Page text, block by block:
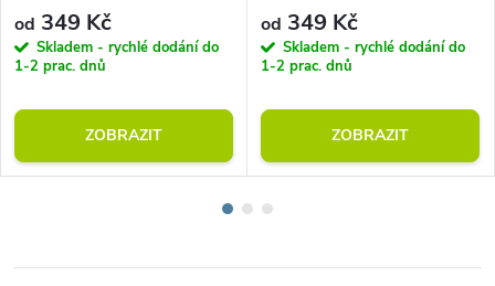
od 349 Kč
Skladem - rychlé dodání do
1-2 prac. dnů
ZOBRAZIT
od 349 Kč
Skladem - rychlé dodání do
1-2 prac. dnů
ZOBRAZIT